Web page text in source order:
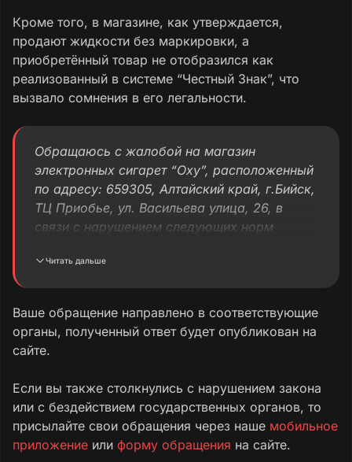
Кроме того, в магазине, как утверждается,
продают жидкости без маркировки, а
приобретённый товар не отобразился как
реализованный в системе “Честный Знак”, что
вызвало сомнения в его легальности.
Обращаюсь с жалобой на магазин
электронных сигарет “Oxy”, расположенный
по адресу: 659305, Алтайский край, г.Бийск, ​
ТЦ Приобье, ​ул. Васильева улица, 26, в
связи с нарушением следующих норм
никотинсодержащих изделий
2. Продажа немаркированной жидкости для
Приобретал у них жидкость, после покупки
проверил через приложение Честный Знак, а
код так и остался зеленый, насколько мне
Читать дальше
Ваше обращение направлено в соответствующие
органы, полученный ответ будет опубликован на
сайте.
Если вы также столкнулись с нарушением закона
или с бездействием государственных органов, то
присылайте свои обращения через наше мобильное
приложение или форму обращения на сайте.